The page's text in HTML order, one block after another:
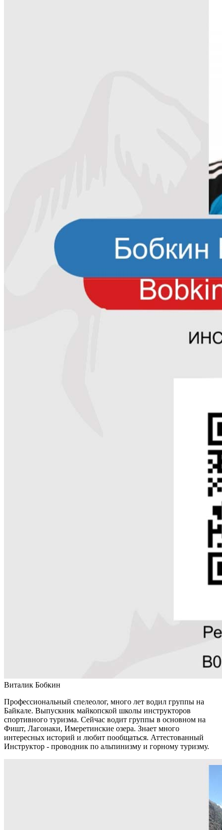
Виталик Бобкин
Профессиональный спелеолог, много лет водил группы на
Байкале. Выпускник майкопской школы инструкторов
спортивного туризма. Сейчас водит группы в основном на
Фишт, Лагонаки, Имеретинские озера. Знает много
интересных историй и любит пообщаться. Аттестованный
Инструктор - проводник по альпинизму и горному туризму.